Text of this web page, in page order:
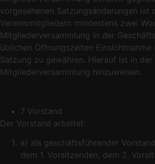
vorgesehenen Satzungsänderungen ist
Vereinsmitgliedern mindestens zwei
Mitgliederversammlung in der
üblichen Öffnungszeiten Einsichtnahme
Satzung zu gewähren. Hierauf ist in der
Mitgliederversammlung hinzuweisen.
7 Vorstand
Der Vorstand arbeitet:
a) als geschäftsführender
dem 1. Vorsitzenden, dem 2.